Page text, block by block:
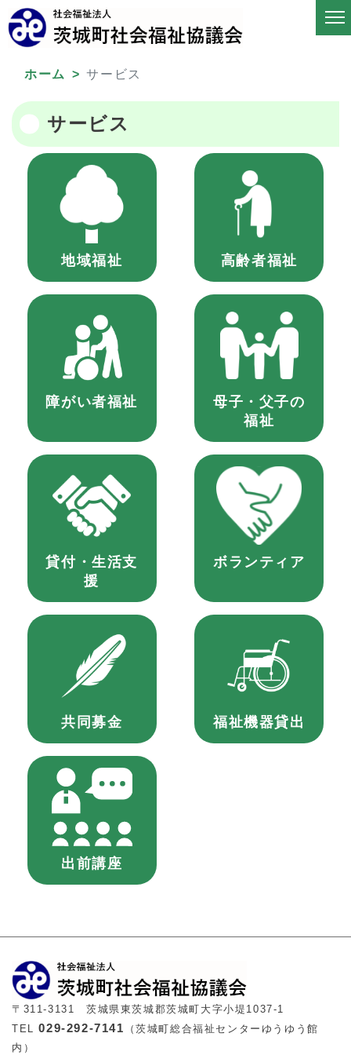
ホーム サービス
サービス
地域福祉 高齢者福祉
障がい者福祉
母子・父子の
福祉
貸付・生活支
援
ボランティア
共同募金 福祉機器貸出
出前講座
〒311-3131 茨城県東茨城郡茨城町大字小堤1037-1
TEL029-292-7141
（茨城町総合福祉センターゆうゆう館
内）